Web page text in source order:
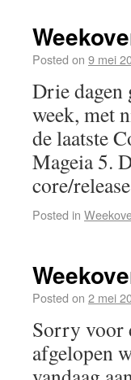
Posted on 9 mei
Drie dagen
week, met
de laatste
Mageia 5.
core/
Posted in
Posted on 2 mei
Sorry voor
afgelopen